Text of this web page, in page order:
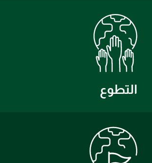
التطوع